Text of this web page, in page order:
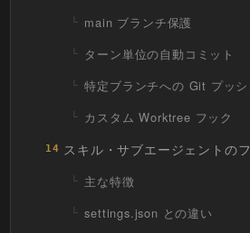
main ブランチ保護
ターン単位の自動コミット
特定ブランチへの Git プッシ
カスタム Worktree フック
14 スキル・サブエージェントの
主な特徴
settings.json との違い